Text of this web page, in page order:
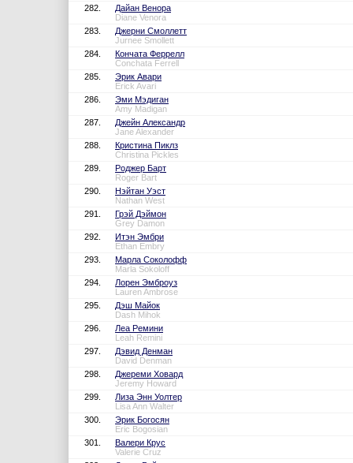
282.
Дайан Венора
Diane Venora
283.
Джерни Смоллетт
Jurnee Smollett
284.
Кончата Феррелл
Conchata Ferrell
285.
Эрик Авари
Erick Avari
286.
Эми Мэдиган
Amy Madigan
287.
Джейн Александр
Jane Alexander
288.
Кристина Пиклз
Christina Pickles
289.
Роджер Барт
Roger Bart
290.
Нэйтан Уэст
Nathan West
291.
Грэй Дэймон
Grey Damon
292.
Итэн Эмбри
Ethan Embry
293.
Марла Соколофф
Marla Sokoloff
294.
Лорен Эмброуз
Lauren Ambrose
295.
Дэш Майок
Dash Mihok
296.
Леа Ремини
Leah Remini
297.
Дэвид Денман
David Denman
298.
Джереми Ховард
Jeremy Howard
299.
Лиза Энн Уолтер
Lisa Ann Walter
300.
Эрик Богосян
Eric Bogosian
301.
Валери Крус
Valerie Cruz